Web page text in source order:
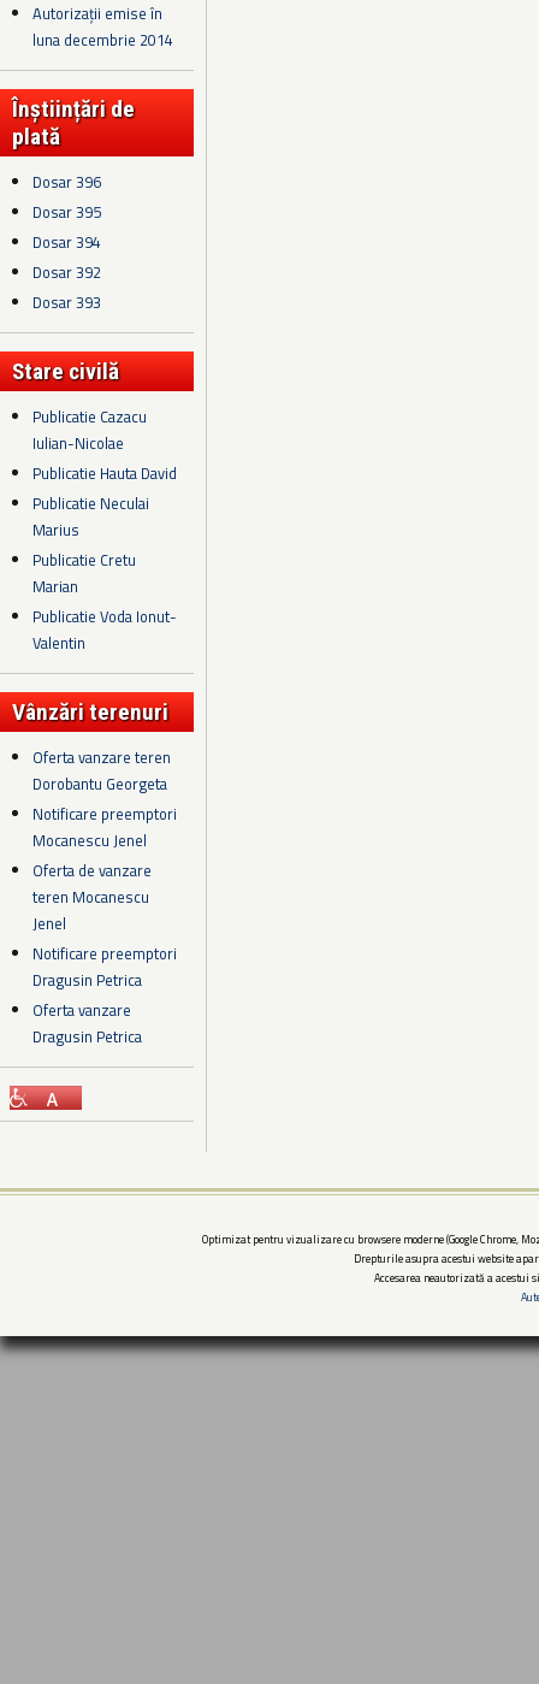
Autorizații emise în
luna decembrie 2014
Înștiințări de
plată
Dosar 396
Dosar 395
Dosar 394
Dosar 392
Dosar 393
Stare civilă
Publicatie Cazacu
Iulian-Nicolae
Publicatie Hauta David
Publicatie Neculai
Marius
Publicatie Cretu
Marian
Publicatie Voda Ionut-
Valentin
Vânzări terenuri
Oferta vanzare teren
Dorobantu Georgeta
Notificare preemptori
Mocanescu Jenel
Oferta de vanzare
teren Mocanescu
Jenel
Notificare preemptori
Dragusin Petrica
Oferta vanzare
Dragusin Petrica
Optimizat pentru vizualizare cu browsere moderne (Google Chrome,
Drepturile asupra acestui website
Accesarea neautorizată a acestui